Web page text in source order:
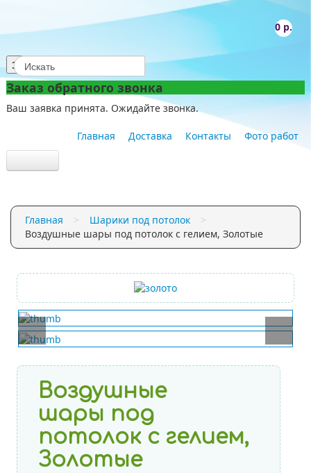
0 р.
Заказать звонок
Заказ обратного звонка
Ваш заявка принята. Ожидайте звонка.
Главная Доставка Контакты Фото работ
Облако из шаров
Главная > Шарики под потолок
>
Воздушные шары под потолок с гелием, Золотые
Воздушные
шары под
потолок с гелием,
Золотые